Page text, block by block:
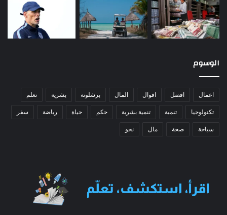
الوسوم
اعمال افضل اقوال المال برشلونة بشرية تعلم
تكنولوجيا تنمية تنمية بشرية حكم حياة رياضة سفر
سياحة صحة مال نحو